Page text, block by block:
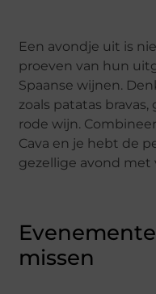
Een avondje uit is
proeven van hun
Spaanse wijnen.
zoals patatas
rode wijn.
Cava en je hebt de
gezellige avond met
missen